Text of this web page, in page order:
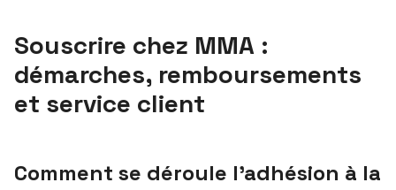
Souscrire chez MMA :
démarches, remboursements
et service client
Comment se déroule l’adhésion à la